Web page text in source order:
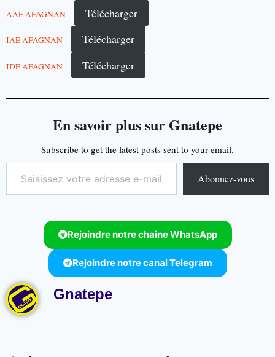
AAE AFAGNAN Télécharger
IAE AFAGNAN Télécharger
IDE AFAGNAN Télécharger
En savoir plus sur Gnatepe
Subscribe to get the latest posts sent to your email.
Abonnez-vous
Rejoindre notre chaine WhatsApp
Rejoindre notre canal Telegram
Gnatepe